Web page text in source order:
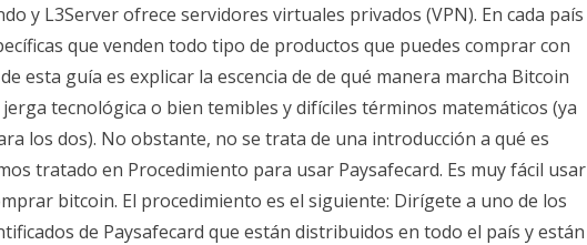
y L3Server ofrece servidores virtuales privados (VPN). En cada país
que venden todo tipo de productos que puedes comprar con
esta guía es explicar la escencia de de qué manera marcha Bitcoin
tecnológica o bien temibles y difíciles términos matemáticos (ya
los dos). No obstante, no se trata de una introducción a qué es
tratado en Procedimiento para usar Paysafecard. Es muy fácil usar
bitcoin. El procedimiento es el siguiente: Dirígete a uno de los
de Paysafecard que están distribuidos en todo el país y están